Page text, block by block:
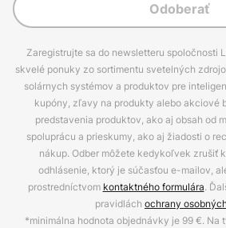
Odoberať
Zaregistrujte sa do newsletteru spoločnosti
skvelé ponuky zo sortimentu svetelných
solárnych systémov a produktov pre
kupóny, zľavy na produkty alebo akciové
predstavenia produktov, ako aj obsah od
spoluprácu a prieskumy, ako aj žiadosti o
nákup. Odber môžete kedykoľvek zrušiť
odhlásenie, ktorý je súčasťou e-mailov,
prostredníctvom kontaktného formulára.
pravidlách ochrany
*minimálna hodnota objednávky je 99 €. Na